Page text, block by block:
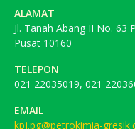
ALAMAT
Jl. Tanah Abang II No. 63
Pusat 10160
TELEPON
021 22035019, 021
EMAIL
kpj.pg@petrokimia-